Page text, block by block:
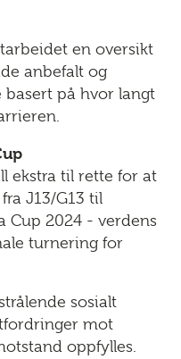
en oversikt
anbefalt og
basert på hvor langt
ekstra til rette for at
J13/G13 til
Cup 2024 - verdens
turnering for
sosialt
mot
oppfylles.